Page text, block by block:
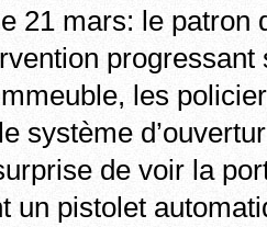
le 21 mars: le patron
les
système
de voir la
un pistolet